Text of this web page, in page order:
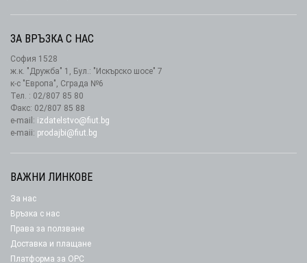
ЗА ВРЪЗКА С НАС
София 1528
ж.к. "Дружба" 1, Бул.: "Искърско шосе" 7
к-с "Европа", Сграда №6
Тел. : 02/807 85 80
Факс: 02/807 85 88
e-mail: izdatelstvo@fiut.bg
e-maii: prodajbi@fiut.bg
ВАЖНИ ЛИНКОВЕ
За нас
Връзка с нас
Права за ползване
Доставка и плащане
Платформа за ОРС